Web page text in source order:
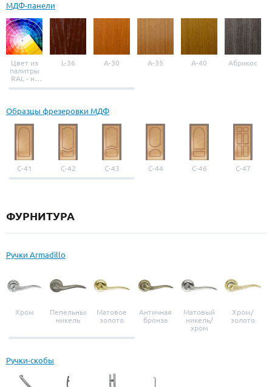
МДФ-панели
Цвет из
палитры
RAL - на
выбор
L-36 A-30 A-35 A-40 Абрикос
Образцы фрезеровки МДФ
С-41 С-42 С-43 С-44 С-46 С-47
ФУРНИТУРА
Ручки Armadillo
Хром
Пепельный
никель
Матовое
золото
Античная
бронза
Матовый
никель/
хром
Хром/
золото
Ручки-скобы